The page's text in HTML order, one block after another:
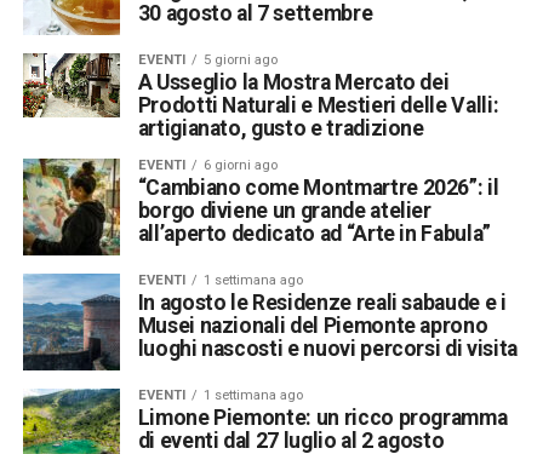
30 agosto al 7 settembre
EVENTI 5 giorni ago
A Usseglio la Mostra Mercato dei
Prodotti Naturali e Mestieri delle Valli:
artigianato, gusto e tradizione
EVENTI 6 giorni ago
“Cambiano come Montmartre 2026”: il
borgo diviene un grande atelier
all’aperto dedicato ad “Arte in Fabula”
EVENTI 1 settimana ago
In agosto le Residenze reali sabaude e i
Musei nazionali del Piemonte aprono
luoghi nascosti e nuovi percorsi di visita
EVENTI 1 settimana ago
Limone Piemonte: un ricco programma
di eventi dal 27 luglio al 2 agosto